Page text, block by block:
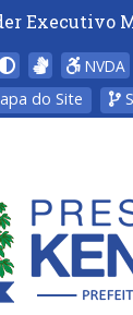
Executivo
NVDA
do Site